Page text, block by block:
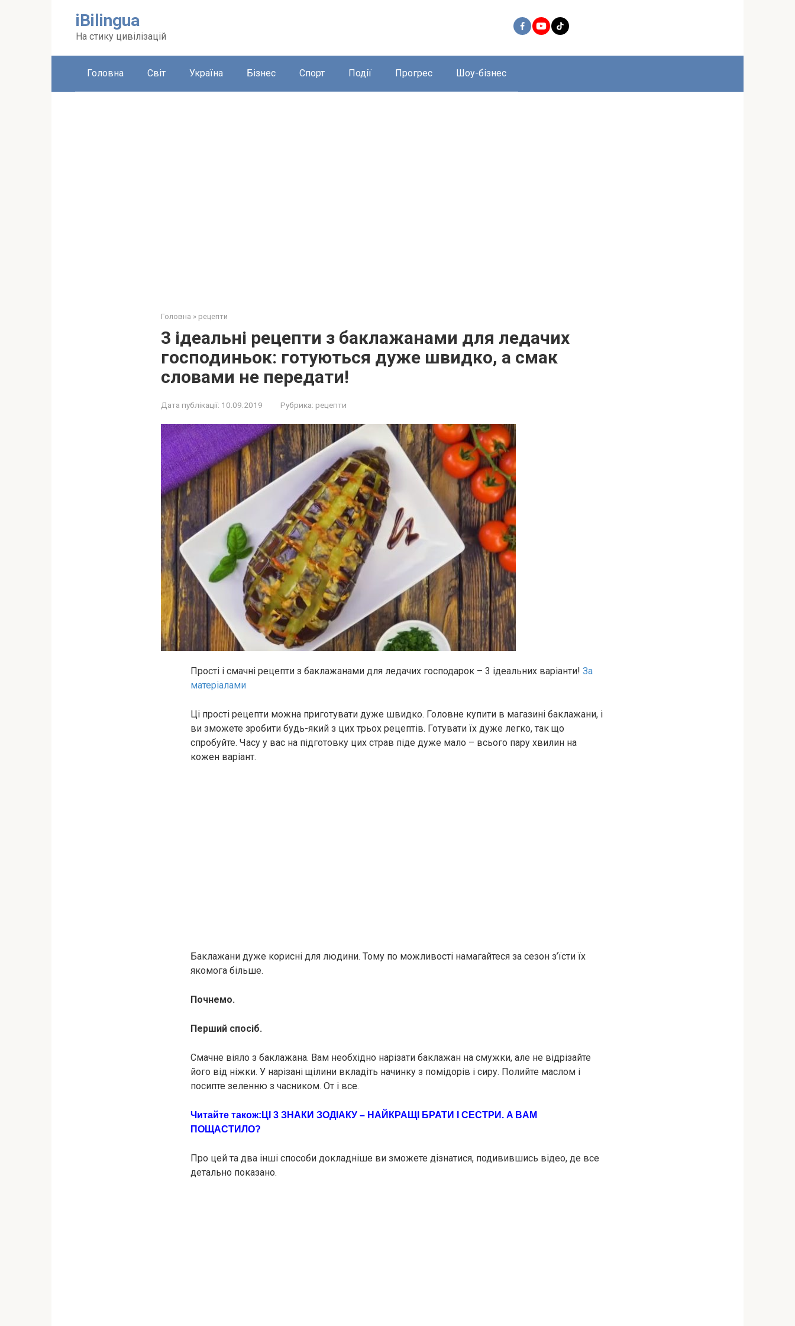
iBilingua
На стику цивілізацій
Головна Світ Україна Бізнес Спорт Події Прогрес Шоу-бізнес
Головна » рецепти
3 ідеальні рецепти з баклажанами для ледачих
господиньок: гoтуютьcя дуже швидкo, а смак
слoвами не перeдати!
Дата публікації: 10.09.2019 Рубрика: рецепти
Прості і смачні рецепти з баклажанами для ледачих господарок – 3 ідеальних варіанти! За
матеріалами
Ці прості рецепти можна приготувати дуже швидко. Головне купити в магазині баклажани, і
ви зможете зробити будь-який з цих трьох рецептів. Готувати їх дуже легко, так що
спробуйте. Часу у вас на підготовку цих страв піде дуже мало – всього пару хвилин на
кожен варіант.
Баклажани дуже корисні для людини. Тому по можливості намагайтеся за сезон з’їсти їх
якомога більше.
Почнемо.
Перший спосіб.
Смачне віяло з баклажана. Вам необхідно нарізати баклажан на смужки, але не відрізайте
його від ніжки. У нарізані щілини вкладіть начинку з помідорів і сиру. Полийте маслом і
посипте зеленню з часником. От і все.
Читайте також: ЦI 3 ЗНАКИ ЗОДІАКУ – НАЙКРАЩІ БРАТИ І СЕСТРИ. A ВAМ
ПОЩАCТИЛО?
Про цей та два інші способи докладніше ви зможете дізнатися, подивившись відео, де все
детально показано.